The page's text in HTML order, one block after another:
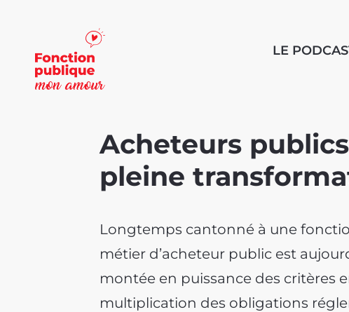
LE
Acheteurs
pleine
Longtemps cantonné à une
métier d’acheteur public est
montée en puissance des critères
multiplication des obligations